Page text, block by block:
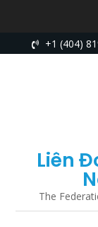
to
+1 (404)
Liên
The